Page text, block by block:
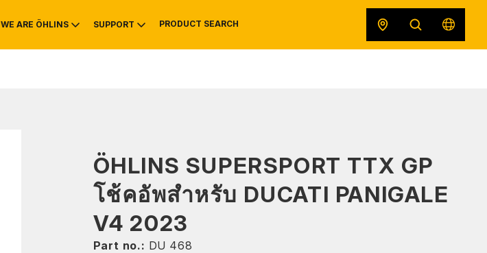
MOUNTAIN BIKE
WE ARE ÖHLINS
HISTORY
SUPPORT
SERVICE INFO & RECALLS
PRODUCT SEARCH
ÖHLINS SUPERSPORT TTX GP
โช้คอัพสำหรับ DUCATI PANIGALE
V4 2023
Part no.: DU 468